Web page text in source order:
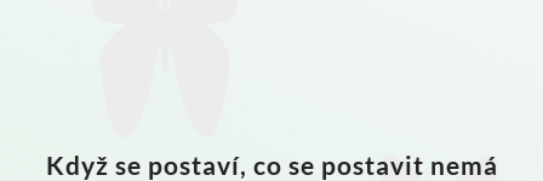
Když se postaví, co se postavit nemá